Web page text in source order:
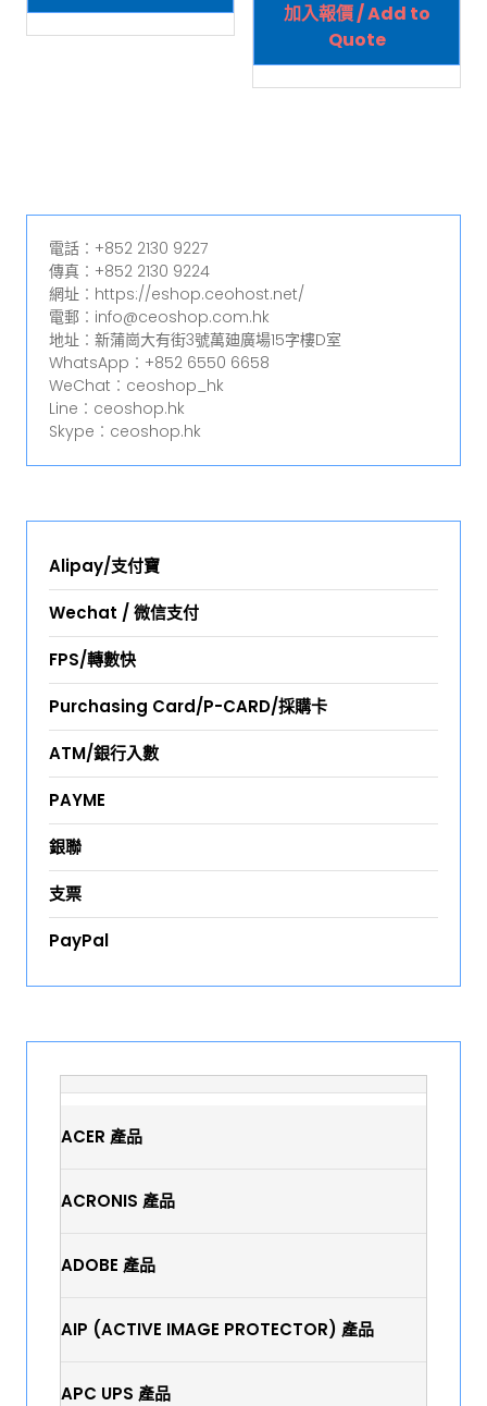
加入報價 / Add to
Quote
電話︰+852 2130 9227
傳真︰+852 2130 9224
網址︰https://eshop.ceohost.net/
電郵︰info@ceoshop.com.hk
地址︰新蒲崗大有街3號萬廸廣場15字樓D室
WhatsApp︰+852 6550 6658
WeChat︰ceoshop_hk
Line︰ceoshop.hk
Skype︰ceoshop.hk
Alipay/支付寶
Wechat / 微信支付
FPS/轉數快
Purchasing Card/P-CARD/採購卡
ATM/銀行入數
PAYME
銀聯
支票
PayPal
ACER 產品
ACRONIS 產品
ADOBE 產品
AIP (ACTIVE IMAGE PROTECTOR) 產品
APC UPS 產品